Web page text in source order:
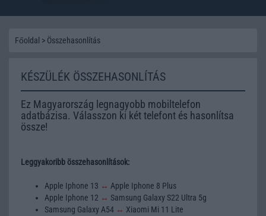
Főoldal > Összehasonlítás
KÉSZÜLÉK ÖSSZEHASONLÍTÁS
Ez Magyarország legnagyobb mobiltelefon
adatbázisa. Válasszon ki két telefont és hasonlítsa
össze!
Leggyakoribb összehasonlítások:
Apple Iphone 13 ↔ Apple Iphone 8 Plus
Apple Iphone 12 ↔ Samsung Galaxy S22 Ultra 5g
Samsung Galaxy A54 ↔ Xiaomi Mi 11 Lite